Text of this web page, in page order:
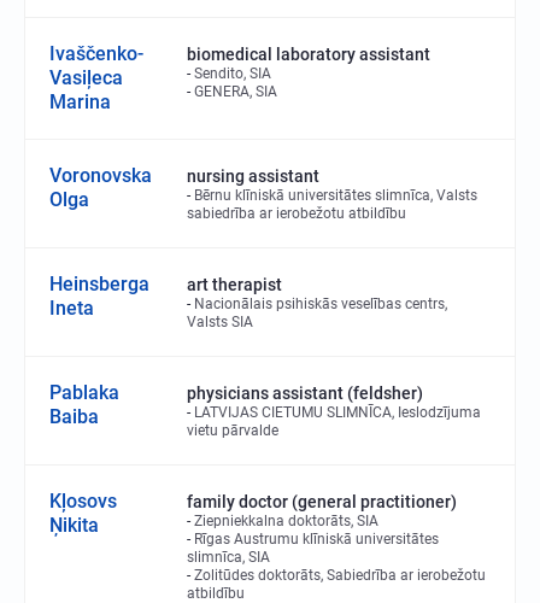
Ivaščenko-
Vasiļeca
Marina
biomedical laboratory assistant
Sendito, SIA
GENERA, SIA
Voronovska
Olga
nursing assistant
Bērnu klīniskā universitātes slimnīca, Valsts
sabiedrība ar ierobežotu atbildību
Heinsberga
Ineta
art therapist
Nacionālais psihiskās veselības centrs,
Valsts SIA
Pablaka
Baiba
physicians assistant (feldsher)
LATVIJAS CIETUMU SLIMNĪCA, Ieslodzījuma
vietu pārvalde
Kļosovs
Ņikita
family doctor (general practitioner)
Ziepniekkalna doktorāts, SIA
Rīgas Austrumu klīniskā universitātes
slimnīca, SIA
Zolitūdes doktorāts, Sabiedrība ar ierobežotu
atbildību